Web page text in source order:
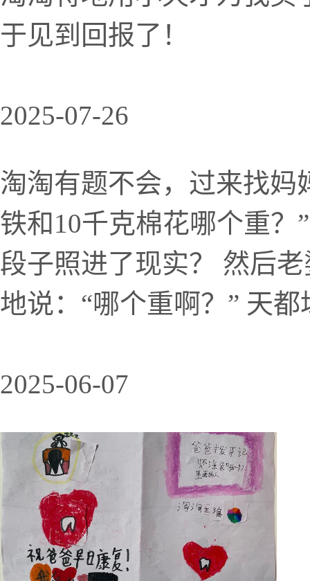
于见到回报了！
2025-07-26
淘淘有题不会，过来找妈
铁和10千克棉花哪个重
段子照进了现实？ 然后
地说：“哪个重啊？” 天都
2025-06-07